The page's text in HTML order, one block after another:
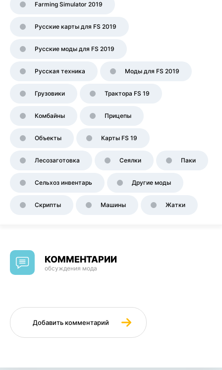
Farming Simulator 2019
Русские карты для FS 2019
Русские моды для FS 2019
Русская техника Моды для FS 2019
Грузовики Трактора FS 19
Комбайны Прицепы
Объекты Карты FS 19
Лесозаготовка Сеялки Паки
Сельхоз инвентарь Другие моды
Скрипты Машины Жатки
КОММЕНТАРИИ
обсуждения мода
Добавить комментарий